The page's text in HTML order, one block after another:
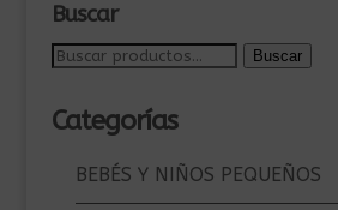
Buscar
Buscar
Buscar
Categorías
BEBÉS Y NIÑOS PEQUEÑOS